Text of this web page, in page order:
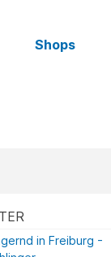
Shops
in Freiburg -